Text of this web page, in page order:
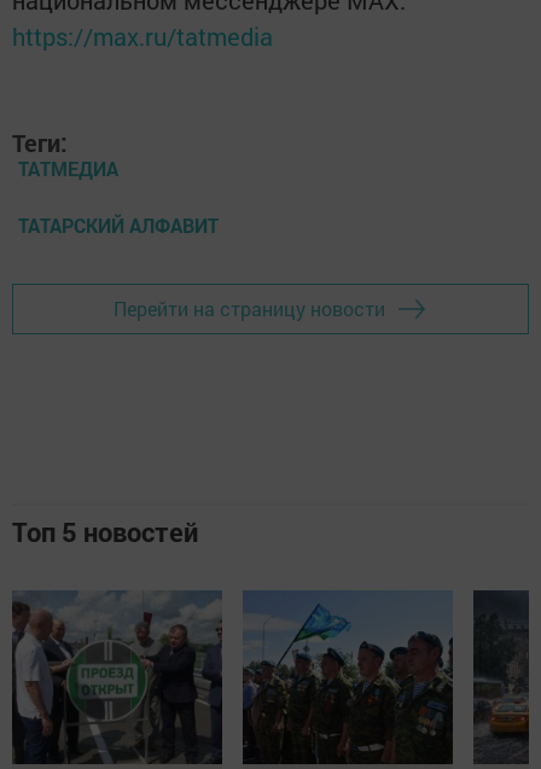
https://max.ru/tatmedia
Теги:
ТАТМЕДИА
ТАТАРСКИЙ АЛФАВИТ
Перейти на страницу новости
Топ 5 новостей